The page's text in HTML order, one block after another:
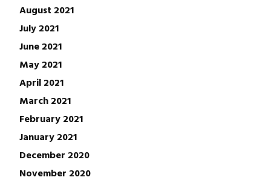
August 2021
July 2021
June 2021
May 2021
April 2021
March 2021
February 2021
January 2021
December 2020
November 2020